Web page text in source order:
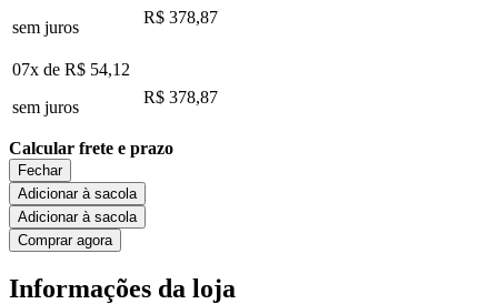
sem juros
R$ 378,87
07x de R$ 54,12
sem juros
R$ 378,87
Calcular frete e prazo
Fechar
Adicionar à sacola
Adicionar à sacola
Comprar agora
Informações da loja